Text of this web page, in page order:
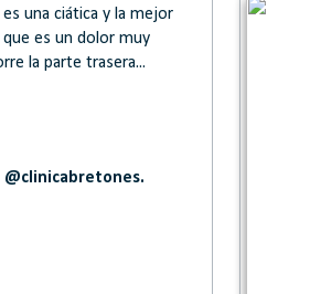
una ciática y la mejor
es un dolor muy
la parte trasera...